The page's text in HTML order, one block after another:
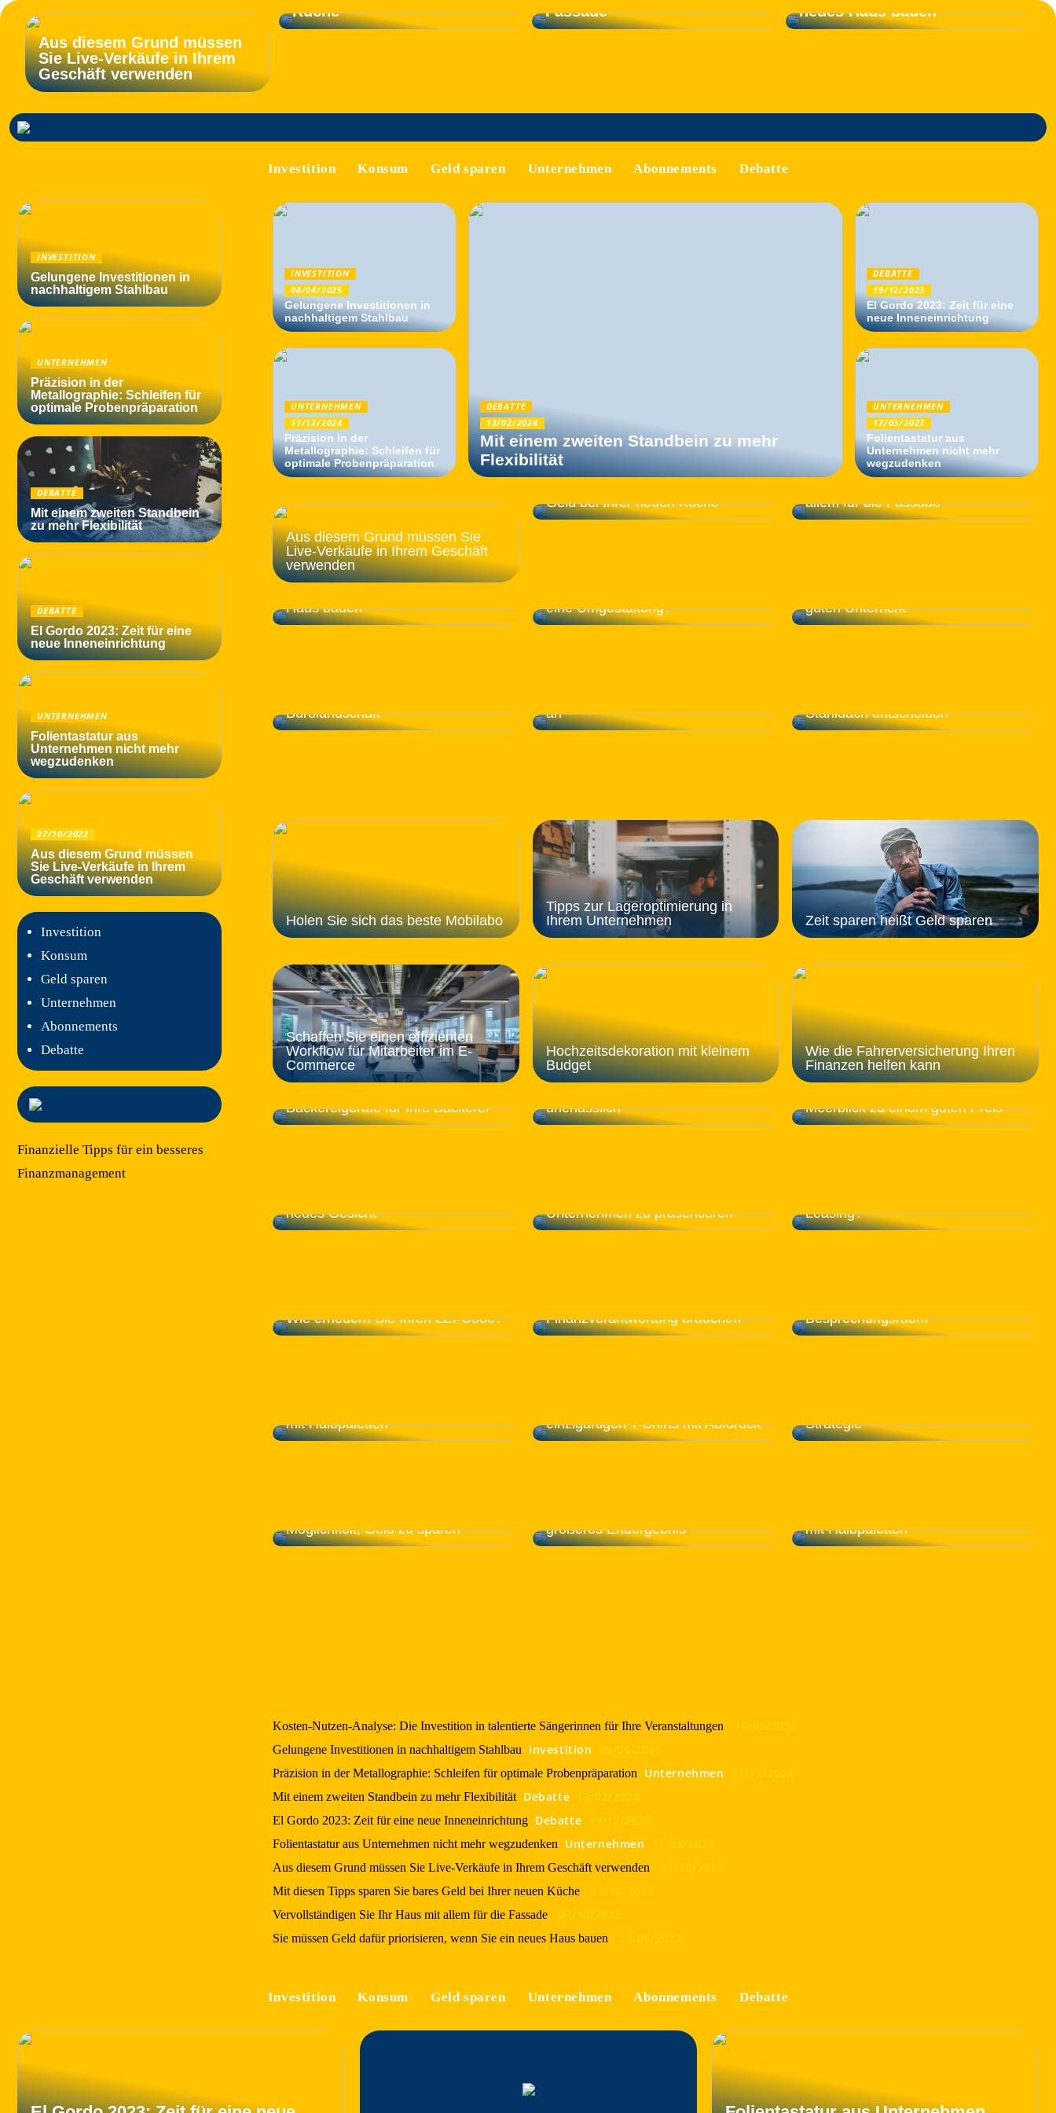
Aus diesem Grund müssen
Sie Live-Verkäufe in Ihrem
Geschäft verwenden
Küche
Fassade
neues Haus bauen
Investition Konsum Geld sparen Unternehmen Abonnements Debatte
INVESTITION
08/04/2025
Gelungene Investitionen in
nachhaltigem Stahlbau
UNTERNEHMEN
11/12/2024
Präzision in der
Metallographie: Schleifen für
optimale Probenpräparation
DEBATTE
13/02/2024
Mit einem zweiten Standbein zu mehr
Flexibilität
DEBATTE
19/12/2023
El Gordo 2023: Zeit für eine
neue Inneneinrichtung
UNTERNEHMEN
17/03/2023
Folientastatur aus
Unternehmen nicht mehr
wegzudenken
Aus diesem Grund müssen Sie
Live-Verkäufe in Ihrem Geschäft
verwenden
Geld bei Ihrer neuen Küche
allem für die Fassade
Sie müssen Geld dafür
Haus bauen
eine Umgestaltung?
guten Unterricht
Bürolandschaft
an
Stahldach entscheiden
Holen Sie sich das beste Mobilabo
Tipps zur Lageroptimierung in
Ihrem Unternehmen
Zeit sparen heißt Geld sparen
Schaffen Sie einen effizienten
Workflow für Mitarbeiter im E-
Commerce
Hochzeitsdekoration mit kleinem
Budget
Wie die Fahrerversicherung Ihren
Finanzen helfen kann
Bäckereigeräte für Ihre Bäckerei
Daher ist eine professionelle
unerlässlich
Meerblick zu einem guten Preis
neues Gesicht
Unternehmen zu präsentieren
Leasing?
Wie erneuern Sie Ihren LEI-Code?
Finanzverantwortung brauchen
Besprechungsraum
mit Halbpaletten
einzigartigen T-Shirts mit Aufdruck
Strategie
Möglichkeit, Geld zu sparen
größeres Endergebnis
mit Halbpaletten
Kosten-Nutzen-Analyse: Die Investition in talentierte Sängerinnen für Ihre Veranstaltungen
Gelungene Investitionen in nachhaltigem Stahlbau Investition
Präzision in der Metallographie: Schleifen für optimale Probenpräparation Unternehmen
Mit einem zweiten Standbein zu mehr Flexibilität Debatte
El Gordo 2023: Zeit für eine neue Inneneinrichtung Debatte
Folientastatur aus Unternehmen nicht mehr wegzudenken Unternehmen
Aus diesem Grund müssen Sie Live-Verkäufe in Ihrem Geschäft verwenden
Mit diesen Tipps sparen Sie bares Geld bei Ihrer neuen Küche
Vervollständigen Sie Ihr Haus mit allem für die Fassade
Sie müssen Geld dafür priorisieren, wenn Sie ein neues Haus bauen
INVESTITION
Gelungene Investitionen in
nachhaltigem Stahlbau
UNTERNEHMEN
Präzision in der
Metallographie: Schleifen für
optimale Probenpräparation
DEBATTE
Mit einem zweiten Standbein
zu mehr Flexibilität
DEBATTE
El Gordo 2023: Zeit für eine
neue Inneneinrichtung
UNTERNEHMEN
Folientastatur aus
Unternehmen nicht mehr
wegzudenken
27/10/2022
Aus diesem Grund müssen
Sie Live-Verkäufe in Ihrem
Geschäft verwenden
Investition
Konsum
Geld sparen
Unternehmen
Abonnements
Debatte
Finanzielle Tipps für ein besseres
Finanzmanagement
Investition Konsum Geld sparen Unternehmen Abonnements Debatte